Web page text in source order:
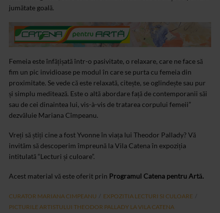
jumătate goală.
Femeia este înfățișată într-o pasivitate, o relaxare, care ne face să
fim un pic invidioase pe modul în care se purta cu femeia din
proximitate. Se vede că este relaxată, citește, se oglindește sau pur
și simplu meditează. Este o altă abordare față de contemporanii săi
sau de cei dinaintea lui, vis-à-vis de tratarea corpului femeii”
dezvăluie Mariana Cîmpeanu.
Vreți să știți cine a fost Yvonne în viața lui Theodor Pallady? Vă
invităm să descoperim împreună la Vila Catena în expoziția
intitulată “Lecturi și culoare”.
Acest material vă este oferit prin Programul Catena pentru Artă.
CURATOR MARIANA CIMPEANU
EXPOZITIA LECTURI SI CULOARE
PICTURILE ARTISTULUI THEODOR PALLADY LA VILA CATENA